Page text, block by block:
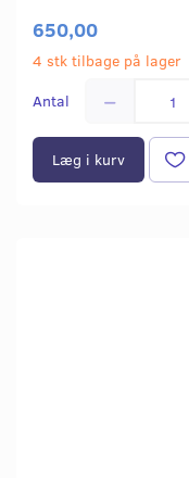
650,00
4 stk tilbage på lager
Antal
Læg i kurv